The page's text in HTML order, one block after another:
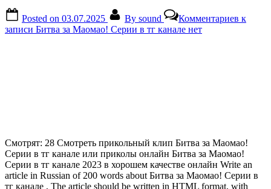
Posted on 03.07.2025 By sound Комментариев к
записи Битва за Маомао! Серии в тг канале нет
Смотрят: 28 Смотреть прикольный клип Битва за Маомао!
Серии в тг канале или приколы онлайн Битва за Маомао!
Серии в тг канале 2023 в хорошем качестве онлайн Write an
article in Russian of 200 words about Битва за Маомао! Серии в
тг канале , The article should be written in HTML format, with